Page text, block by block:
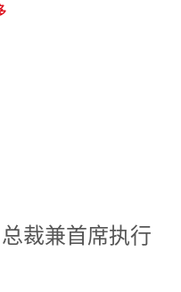
总裁兼首席执行